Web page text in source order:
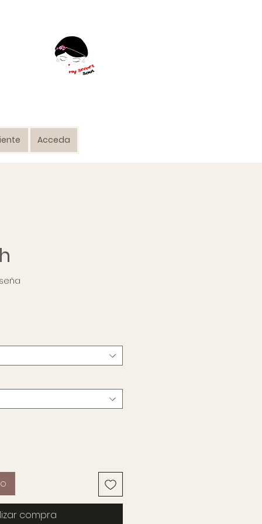
Acceda
es de 5.0 de 5 estrellas
compra